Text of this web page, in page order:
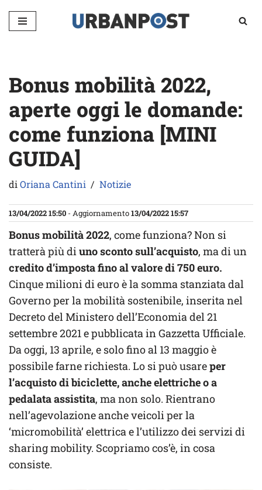
Vai
Bonus mobilità 2022,
aperte oggi le domande:
come funziona [MINI
GUIDA]
diOriana Cantini Notizie
13/04/2022 15:50 - Aggiornamento13/04/2022 15:57
Bonus mobilità 2022, come funziona? Non si
tratterà più diuno sconto sull’acquisto, ma di un
credito d’imposta fino al valore di 750 euro.
Cinque milioni di euro è la somma stanziata dal
Governo per la mobilità sostenibile, inserita nel
Decreto del Ministero dell’Economia del 21
settembre 2021 e pubblicata in Gazzetta Ufficiale.
Da oggi, 13 aprile, e solo fino al 13 maggio è
possibile farne richiesta. Lo si può usareper
l’acquisto di biciclette, anche elettriche o a
pedalata assistita, ma non solo. Rientrano
nell’agevolazione anche veicoli per la
‘micromobilità’ elettrica e l’utilizzo dei servizi di
sharing mobility. Scopriamo cos’è, in cosa
consiste.